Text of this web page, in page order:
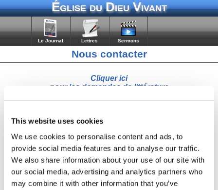
This website uses cookies
We use cookies to personalise content and ads, to
provide social media features and to analyse our traffic.
We also share information about your use of our site with
our social media, advertising and analytics partners who
may combine it with other information that you’ve
Église du Dieu Vivant
Le Journal Lettres Sermons
Nous contacter
Cliquer ici
pour les demandes de littérature
Email